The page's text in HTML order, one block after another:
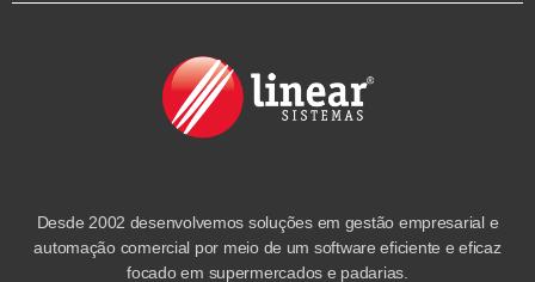
Desde 2002 desenvolvemos soluções em gestão empresarial e
automação comercial por meio de um software eficiente e eficaz
focado em supermercados e padarias.